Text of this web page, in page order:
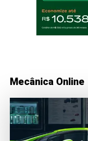
Mecânica Online